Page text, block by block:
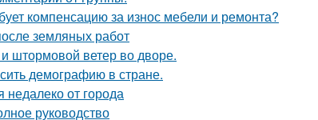
компенсацию за износ мебели и ремонта?
земляных работ
штормовой ветер во дворе.
демографию в стране.
недалеко от города
руководство